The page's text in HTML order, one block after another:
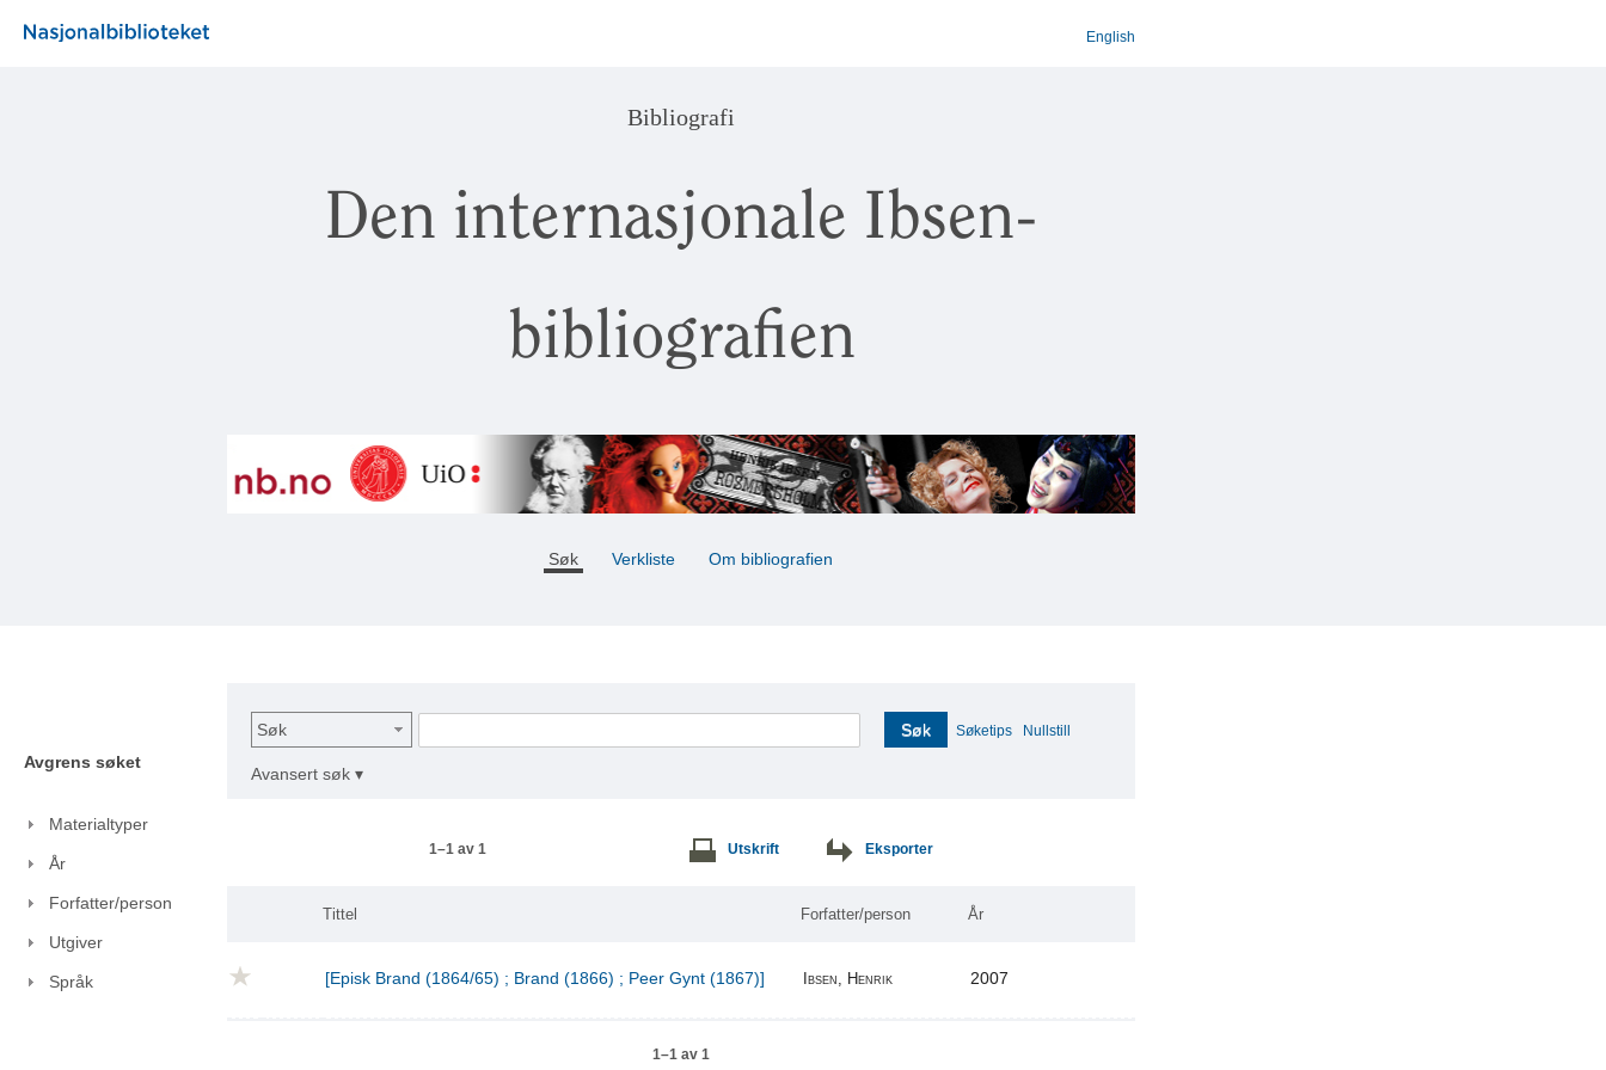
English
Bibliografi
Den internasjonale Ibsen-
bibliografien
Søk Verkliste Om bibliografien
Avgrens søket
Materialtyper
År
Forfatter/person
Utgiver
Språk
Søk Søk Søketips Nullstill
Avansert søk ▾
1–1 av 1 Utskrift Eksporter
Tittel Forfatter/person År
[Episk Brand (1864/65) ; Brand (1866) ; Peer Gynt (1867)] Ibsen, Henrik 2007
1–1 av 1